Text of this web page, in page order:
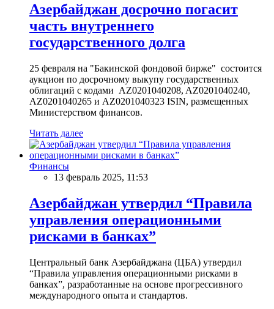
Азербайджан досрочно погасит
часть внутреннего
государственного долга
25 февраля на "Бакинской фондовой бирже" состоится
аукцион по досрочному выкупу государственных
облигаций с кодами AZ0201040208, AZ0201040240,
AZ0201040265 и AZ0201040323 ISIN, размещенных
Министерством финансов.
Читать далее
Финансы
13 февраль 2025, 11:53
Азербайджан утвердил “Правила
управления операционными
рисками в банках”
Центральный банк Азербайджана (ЦБА) утвердил
“Правила управления операционными рисками в
банках”, разработанные на основе прогрессивного
международного опыта и стандартов.